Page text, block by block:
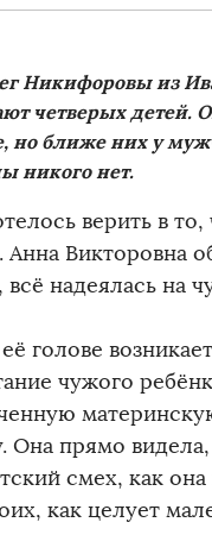
Никифоровы из
четверых детей.
но ближе них у
никого нет.
верить в то,
Анна Викторовна
надеялась на
голове
чужого
Она прямо
смех, как она
как целует